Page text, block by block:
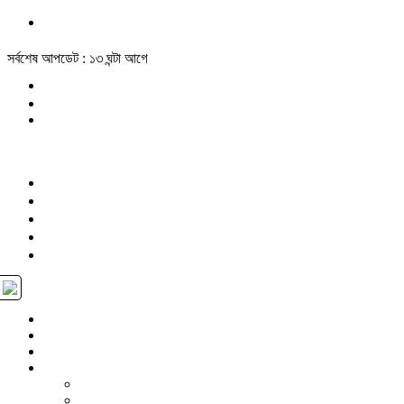
সর্বশেষ আপডেট : ১৩ ঘন্টা আগে